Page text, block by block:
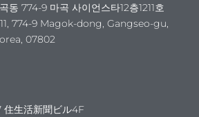
동 774-9 마곡 사이언스타12층1211호
774-9 Magok-dong, Gangseo-gu,
07802
住生活新聞ビル4F